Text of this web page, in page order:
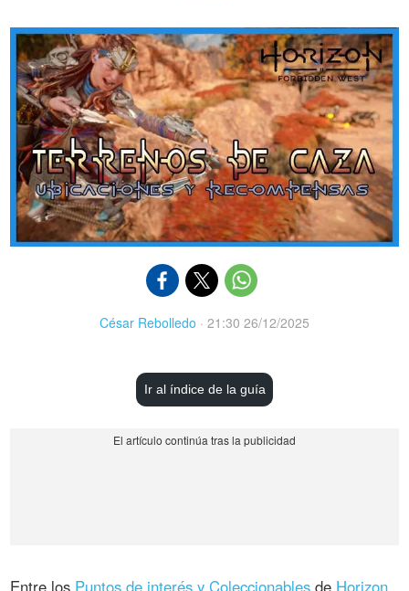
César Rebolledo · 21:30 26/12/2025
Ir al índice de la guía
Entre los Puntos de interés y Coleccionables de Horizon